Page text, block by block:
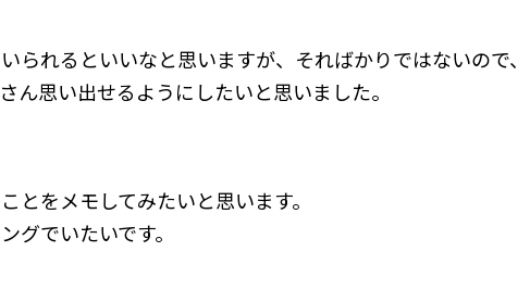
られるといいなと思いますが、そればかりではないので、
ん思い出せるようにしたいと思いました。
とをメモしてみたいと思います。
グでいたいです。